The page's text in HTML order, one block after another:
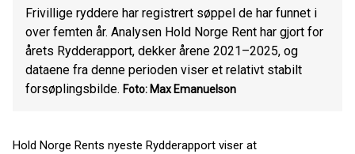
Frivillige ryddere har registrert søppel de har funnet i
over femten år. Analysen Hold Norge Rent har gjort for
årets Rydderapport, dekker årene 2021–2025, og
dataene fra denne perioden viser et relativt stabilt
forsøplingsbilde. Foto: Max Emanuelson
Hold Norge Rents nyeste Rydderapport viser at